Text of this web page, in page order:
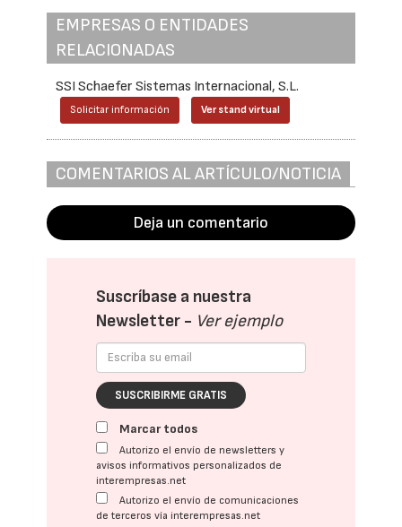
EMPRESAS O ENTIDADES
RELACIONADAS
SSI Schaefer Sistemas Internacional, S.L.
Solicitar información Ver stand virtual
COMENTARIOS AL ARTÍCULO/NOTICIA
Deja un comentario
Suscríbase a nuestra
Newsletter - Ver ejemplo
SUSCRIBIRME GRATIS
Marcar todos
Autorizo el envío de newsletters y
avisos informativos personalizados de
interempresas.net
Autorizo el envío de comunicaciones
de terceros vía interempresas.net